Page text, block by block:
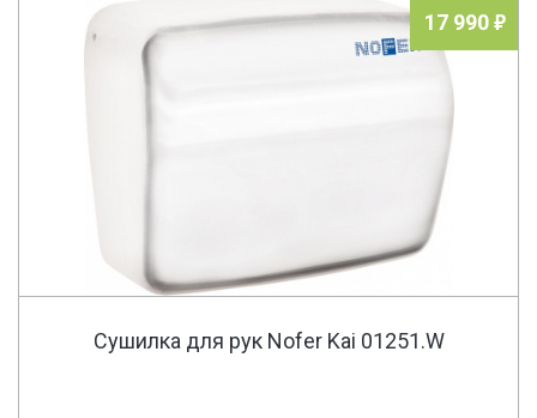
17 990
Сушилка для рук Nofer Kai 01251.W